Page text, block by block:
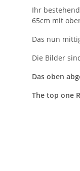
Ihr
65cm mit
Das nun
Die Bilder
Das oben
The top one